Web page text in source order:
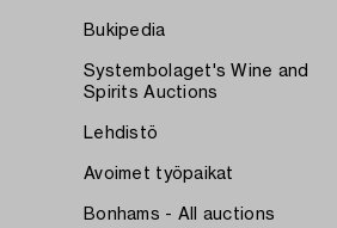
Bukipedia
Systembolaget's Wine and
Spirits Auctions
Lehdistö
Avoimet työpaikat
Bonhams - All auctions